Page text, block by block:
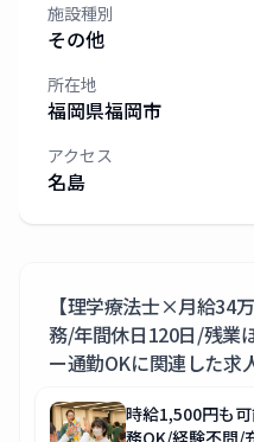
施設種別
その他
所在地
福岡県福岡市
アクセス
名島
【理学療法士×月給34
務/年間休日120日/残業
ー通勤OKに関連した求
時給1,500円も
務OK/経験不問/